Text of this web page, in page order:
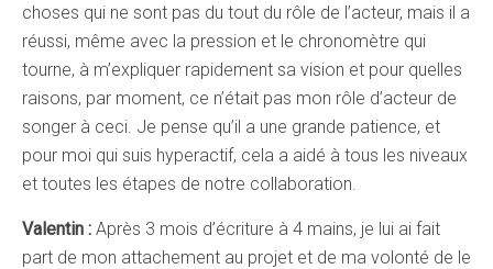
choses qui ne sont pas du tout du rôle de l’acteur, mais il a
réussi, même avec la pression et le chronomètre qui
tourne, à m’expliquer rapidement sa vision et pour quelles
raisons, par moment, ce n’était pas mon rôle d’acteur de
songer à ceci. Je pense qu’il a une grande patience, et
pour moi qui suis hyperactif, cela a aidé à tous les niveaux
et toutes les étapes de notre collaboration.
Valentin : Après 3 mois d’écriture à 4 mains, je lui ai fait
part de mon attachement au projet et de ma volonté de le